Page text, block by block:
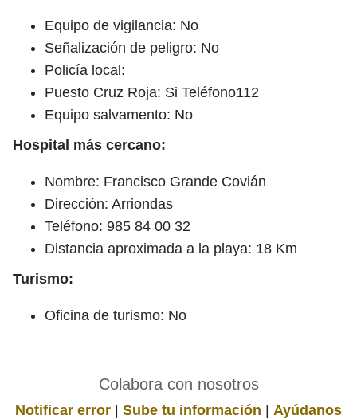
Equipo de vigilancia: No
Señalización de peligro: No
Policía local:
Puesto Cruz Roja: Si Teléfono112
Equipo salvamento: No
Hospital más cercano:
Nombre: Francisco Grande Covián
Dirección: Arriondas
Teléfono: 985 84 00 32
Distancia aproximada a la playa: 18 Km
Turismo:
Oficina de turismo: No
Colabora con nosotros
Notificar error | Sube tu información | Ayúdanos